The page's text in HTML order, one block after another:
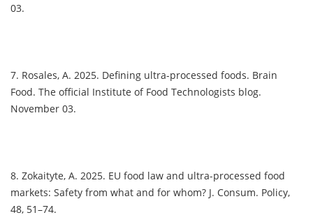
03.
7. Rosales, A. 2025. Defining ultra-processed foods. Brain
Food. The official Institute of Food Technologists blog.
November 03.
8. Zokaityte, A. 2025. EU food law and ultra-processed food
markets: Safety from what and for whom? J. Consum. Policy,
48, 51–74.